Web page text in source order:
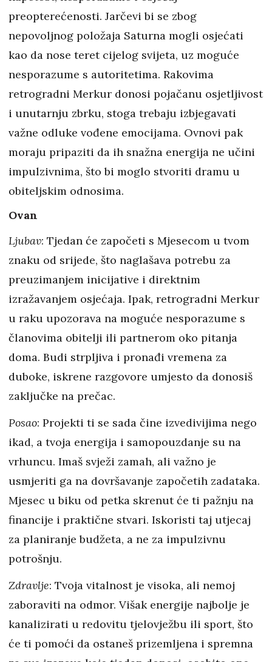
preopterećenosti. Jarčevi bi se zbog
nepovoljnog položaja Saturna mogli osjećati
kao da nose teret cijelog svijeta, uz moguće
nesporazume s autoritetima. Rakovima
retrogradni Merkur donosi pojačanu osjetljivost
i unutarnju zbrku, stoga trebaju izbjegavati
važne odluke vođene emocijama. Ovnovi pak
moraju pripaziti da ih snažna energija ne učini
impulzivnima, što bi moglo stvoriti dramu u
obiteljskim odnosima.
Ovan
Ljubav: Tjedan će započeti s Mjesecom u tvom
znaku od srijede, što naglašava potrebu za
preuzimanjem inicijative i direktnim
izražavanjem osjećaja. Ipak, retrogradni Merkur
u raku upozorava na moguće nesporazume s
članovima obitelji ili partnerom oko pitanja
doma. Budi strpljiva i pronađi vremena za
duboke, iskrene razgovore umjesto da donosiš
zaključke na prečac.
Posao: Projekti ti se sada čine izvedivijima nego
ikad, a tvoja energija i samopouzdanje su na
vrhuncu. Imaš svježi zamah, ali važno je
usmjeriti ga na dovršavanje započetih zadataka.
Mjesec u biku od petka skrenut će ti pažnju na
financije i praktične stvari. Iskoristi taj utjecaj
za planiranje budžeta, a ne za impulzivnu
potrošnju.
Zdravlje: Tvoja vitalnost je visoka, ali nemoj
zaboraviti na odmor. Višak energije najbolje je
kanalizirati u redovitu tjelovježbu ili sport, što
će ti pomoći da ostaneš prizemljena i spremna